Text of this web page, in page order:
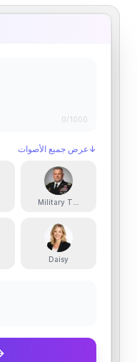
0/1000
عرض جميع الأصوات ↓
Military Teacher
Daisy